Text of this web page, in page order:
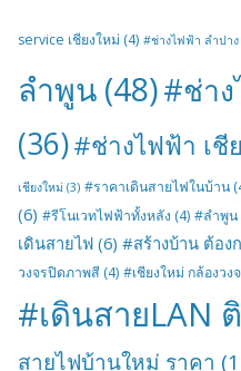
service เชียงใหม่ (4) #ช่างไฟฟ้า ลำปาง
ลำพูน (48)#ช่าง
(36)#ช่างไฟฟ้า เชี
เชียงใหม่ (3) #ราคาเดินสายไฟในบ้าน
(6) #รีโนเวทไฟฟ้าทั้งหลัง (4) #ลำพูน
เดินสายไฟ (6) #สร้างบ้าน ต้อง
วงจรปิดภาพสี (4) #เชียงใหม่ กล้องวง
#เดินสายLAN
สายไฟบ้านใหม่ ราคา